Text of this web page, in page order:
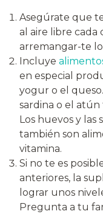
Asegúrate que
al aire libre cada
arremangar-te
Incluye
en especial
yogur o el
sardina o el atún
Los huevos y las
también son
vitamina.
Si no te es
anteriores, la
lograr unos
Pregunta a tu